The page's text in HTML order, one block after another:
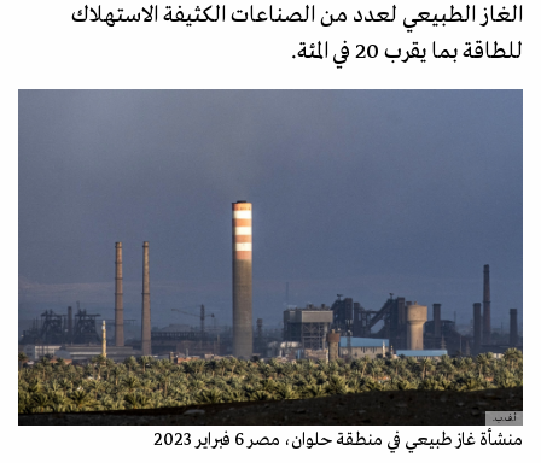
‌الغاز الطبيعي لعدد من الصناعات الكثيفة الاستهلاك
للطاقة بما يقرب 20 في المئة.
أ.ف.ب.
منشأة غاز طبيعي في منطقة حلوان، مصر 6 فبراير 2023